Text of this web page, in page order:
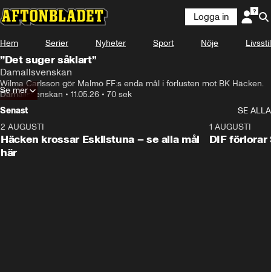
Logga in
Hem Serier Nyheter Sport Nöje Livsstil
”Det suger såklart”
Damallsvenskan
Wilma Carlsson gör Malmö FF:s enda mål i förlusten mot BK Häcken.
Damallsvenskan • 11.05.26 • 70 sek
Se mer
Senast
SE ALLA
2 AUGUSTI
Häcken krossar Eskilstuna – se alla mål
här
1 AUGUSTI
DIF